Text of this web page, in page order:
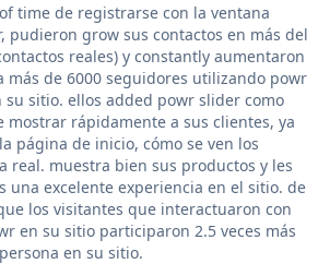
time de registrarse con la ventana
pudieron grow sus contactos en más del
reales) y constantly aumentaron
más de 6000 seguidores utilizando powr
sitio. ellos added powr slider como
mostrar rápidamente a sus clientes, ya
página de inicio, cómo se ven los
real. muestra bien sus productos y les
una excelente experiencia en el sitio. de
los visitantes que interactuaron con
en su sitio participaron 2.5 veces más
en su sitio.